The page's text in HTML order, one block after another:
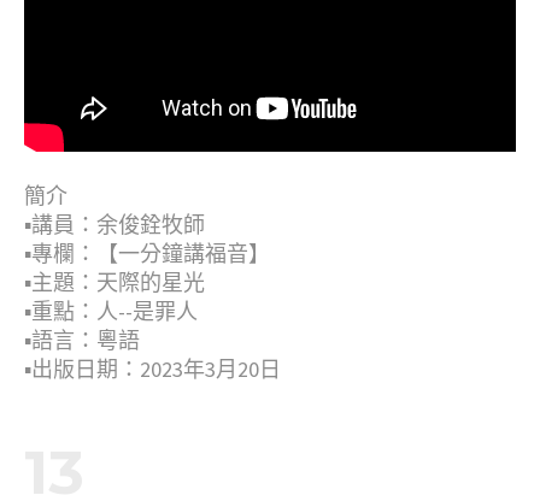
簡介
▪︎講員：余俊銓牧師
▪︎專欄：【一分鐘講福音】
▪︎主題：天際的星光
▪︎重點：人--是罪人
▪︎語言：粵語
▪︎出版日期：2023年3月20日